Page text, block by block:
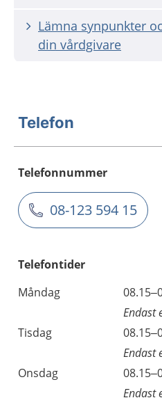
Lämna synpunkter
din vårdgivare
Telefon
Telefonnummer
08-123 594 15
Telefontider
Måndag
Endast
Tisdag
Endast
Onsdag
Endast